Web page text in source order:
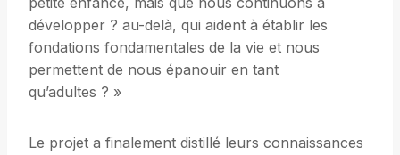
développer ? au-delà, qui aident à établir les
fondations fondamentales de la vie et nous
permettent de nous épanouir en tant
qu’adultes ? »
Le projet a finalement distillé leurs connaissances